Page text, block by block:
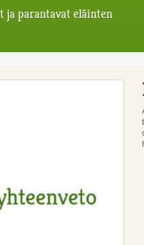
ja parantavat eläinten